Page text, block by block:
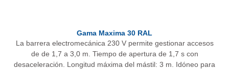
Gama Maxima 30 RAL
La barrera electromecánica 230 V permite gestionar accesos
de de 1,7 a 3,0 m. Tiempo de apertura de 1,7 s con
desaceleración. Longitud máxima del mástil: 3 m. Idóneo para